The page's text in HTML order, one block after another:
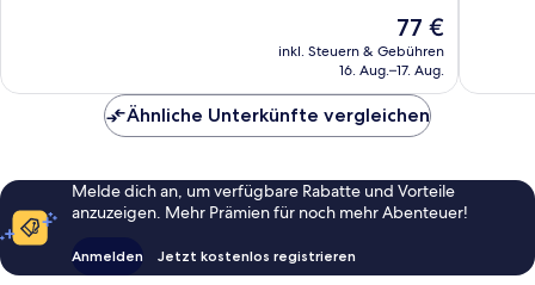
Bewertungen
Der
Preis
beträgt
77 €
inkl. Steuern & Gebühren
16. Aug.–17. Aug.
Ähnliche Unterkünfte vergleichen
Melde dich an, um verfügbare Rabatte und Vorteile
anzuzeigen. Mehr Prämien für noch mehr Abenteuer!
Anmelden Jetzt kostenlos registrieren